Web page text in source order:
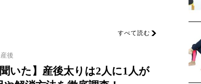
すべて読む
産後
聞いた】産後太りは2人に1人が